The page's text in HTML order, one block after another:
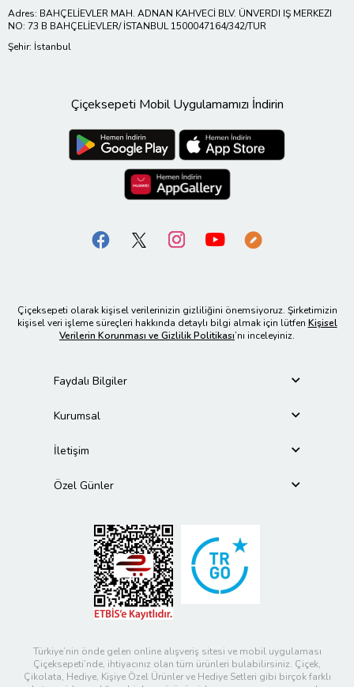
Adres: BAHÇELİEVLER MAH. ADNAN KAHVECİ BLV. ÜNVERDI IŞ MERKEZI
NO: 73 B BAHÇELİEVLER/ İSTANBUL 1500047164/342/TUR
Şehir: İstanbul
Çiçeksepeti Mobil Uygulamamızı İndirin
Çiçeksepeti olarak kişisel verilerinizin gizliliğini önemsiyoruz. Şirketimizin
kişisel veri işleme süreçleri hakkında detaylı bilgi almak için lütfen Kişisel
Verilerin Korunması ve Gizlilik Politikası’nı inceleyiniz.
Faydalı Bilgiler
Kurumsal
İletişim
Özel Günler
Türkiye’nin önde gelen online alışveriş sitesi ve mobil uygulaması
Çiçeksepeti’nde, ihtiyacınız olan tüm ürünleri bulabilirsiniz. Çiçek,
Çikolata, Hediye, Kişiye Özel Ürünler ve Hediye Setleri gibi birçok farklı